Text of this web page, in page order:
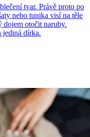
tvar. Právě proto po
nebo tunika visí na těle
dojem otočit naruby.
jediná dírka.